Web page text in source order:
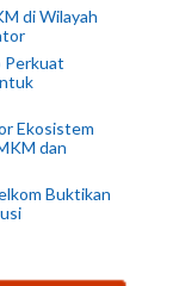
di Wilayah
Perkuat
Ekosistem
dan
Buktikan